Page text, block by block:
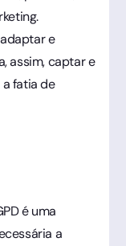
e
assim, captar e
fatia de
é uma
a